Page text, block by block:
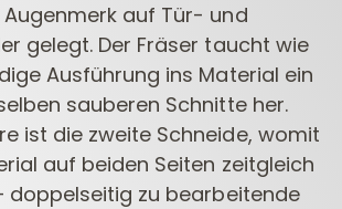
Augenmerk auf Tür- und
gelegt. Der Fräser taucht wie
Ausführung ins Material ein
sauberen Schnitte her.
ist die zweite Schneide, womit
auf beiden Seiten zeitgleich
doppelseitig zu bearbeitende